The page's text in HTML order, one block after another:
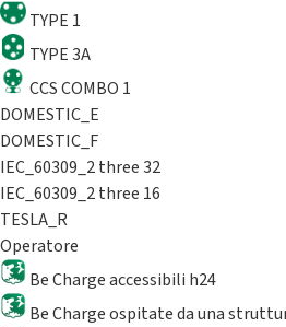
TYPE 1
TYPE 3A
CCS COMBO 1
DOMESTIC_E
DOMESTIC_F
IEC_60309_2 three 32
IEC_60309_2 three 16
TESLA_R
Operatore
Be Charge accessibili h24
Be Charge ospitate da una